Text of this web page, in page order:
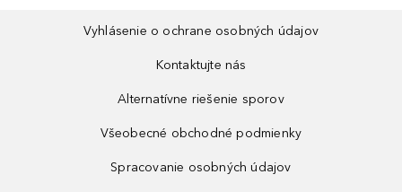
Vyhlásenie o ochrane osobných údajov
Kontaktujte nás
Alternatívne riešenie sporov
Všeobecné obchodné podmienky
Spracovanie osobných údajov